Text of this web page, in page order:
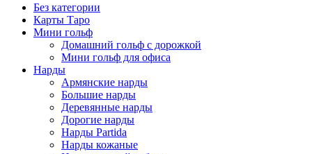
Без категории
Карты Таро
Мини гольф
Домашний гольф с дорожкой
Мини гольф для офиса
Нарды
Армянские нарды
Большие нарды
Деревянные нарды
Дорогие нарды
Нарды Partida
Нарды кожаные